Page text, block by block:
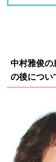
中村雅俊
の後につい